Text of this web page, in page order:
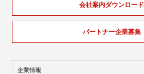
会社案内ダウンロード
パートナー企業募集
企業情報